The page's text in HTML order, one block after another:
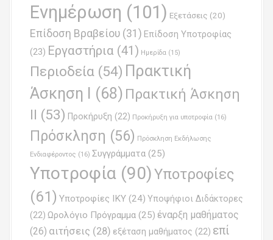
Ενημέρωση (101) Εξετάσεις (20)
Επίδοση Βραβείου (31) Επίδοση Υποτροφίας
(23) Εργαστήρια (41) Ημερίδα (15)
Περιοδεία (54) Πρακτική
Άσκηση Ι
(68) Πρακτική Άσκηση
ΙΙ (53) Προκήρυξη (22) Προκήρυξη για υποτροφία (16)
Πρόσκληση (56) Πρόσκληση Εκδήλωσης
Ενδιαφέροντος (16) Συγγράμματα (25)
Υποτροφία (90)Υποτροφίες
(61) Υποτροφίες ΙΚΥ (24) Υποψήφιοι Διδάκτορες
(22) Ωρολόγιο Πρόγραμμα (25) έναρξη μαθήματος
(26) αιτήσεις (28) εξέταση μαθήματος (22) επί